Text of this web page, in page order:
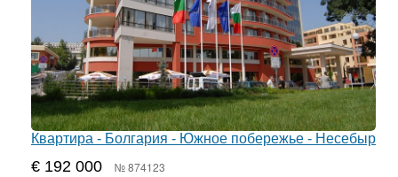
Квартира - Болгария - Южное побережье - Несебыр
€ 192 000 № 874123